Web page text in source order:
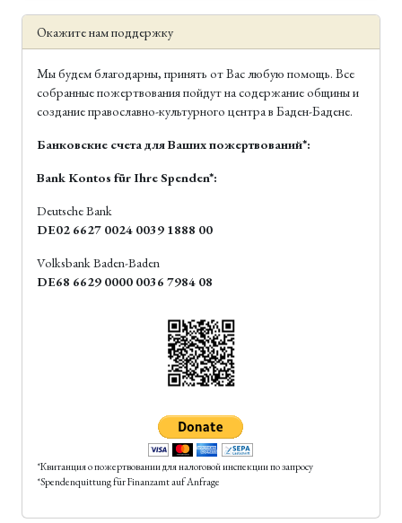
Окажите нам поддержку
Мы будем благодарны, принять от Вас любую помощь. Все
собранные пожертвования пойдут на содержание общины и
создание православно-культурного центра в Баден-Бадене.
Банковские счета для Ваших пожертвований*:
Bank Kontos für Ihre Spenden*:
Deutsche Bank
DE02 6627 0024 0039 1888 00
Volksbank Baden-Baden
DE68 6629 0000 0036 7984 08
*Квитанция о пожертвовании для налоговой инспекции по запросу
*Spendenquittung für Finanzamt auf Anfrage